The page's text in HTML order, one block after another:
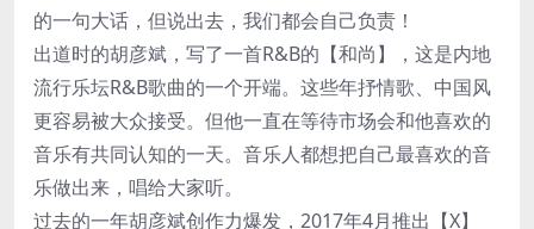
的一句大话，但说出去，我们都会自己负责！
出道时的胡彦斌，写了一首R&B的【和尚】，这是内地
流行乐坛R&B歌曲的一个开端。这些年抒情歌、中国风
更容易被大众接受。但他一直在等待市场会和他喜欢的
音乐有共同认知的一天。音乐人都想把自己最喜欢的音
乐做出来，唱给大家听。
过去的一年胡彦斌创作力爆发，2017年4月推出【X】